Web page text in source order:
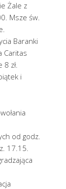
Żale z
Msze św.
Baranki
Caritas
zł.
i
od godz.
17.15.